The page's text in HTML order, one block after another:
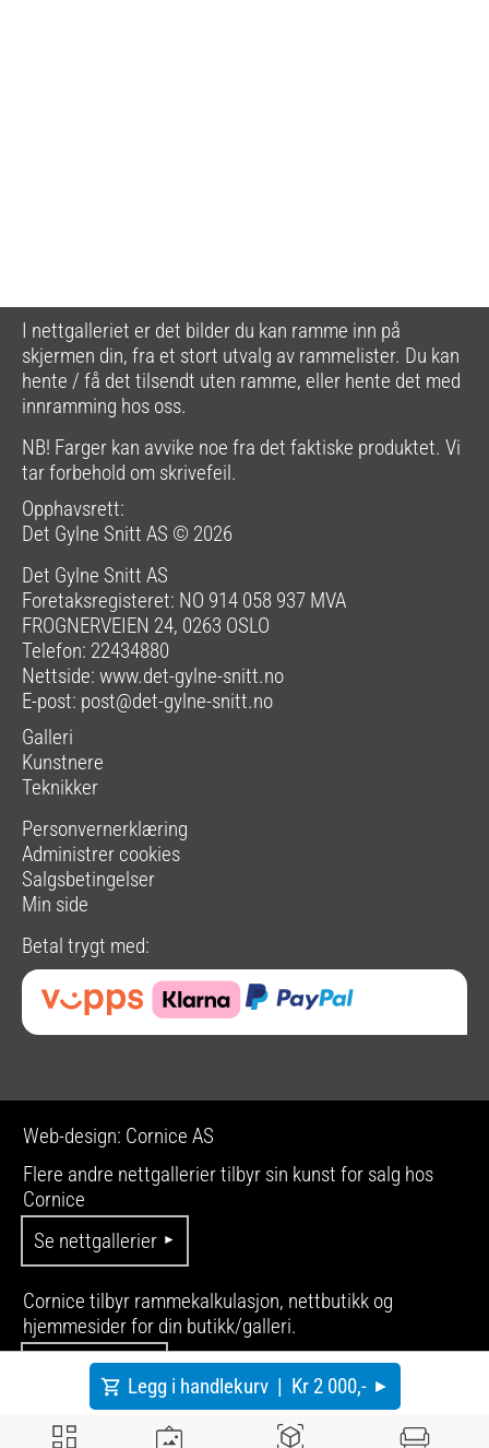
Legg i handlekurv | Kr 2 000,-
I nettgalleriet er det bilder du kan ramme inn på
skjermen din, fra et stort utvalg av rammelister. Du kan
hente / få det tilsendt uten ramme, eller hente det med
innramming hos oss.
NB! Farger kan avvike noe fra det faktiske produktet. Vi
tar forbehold om skrivefeil.
Opphavsrett:
Det Gylne Snitt AS © 2026
Det Gylne Snitt AS
Foretaksregisteret: NO 914 058 937 MVA
FROGNERVEIEN 24, 0263 OSLO
Telefon: 22434880
Nettside: www.det-gylne-snitt.no
E-post: post@det-gylne-snitt.no
Galleri
Kunstnere
Teknikker
Personvernerklæring
Administrer cookies
Salgsbetingelser
Min side
Betal trygt med:
Web-design: Cornice AS
Flere andre nettgallerier tilbyr sin kunst for salg hos
Cornice
Se nettgallerier
Cornice tilbyr rammekalkulasjon, nettbutikk og
hjemmesider for din butikk/galleri.
Se produkter